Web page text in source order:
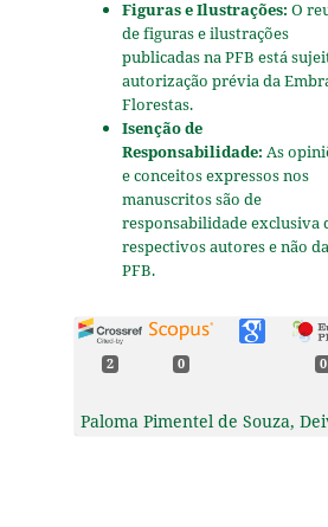
Figuras e Ilustrações: O
de figuras e ilustrações
publicadas na PFB está
autorização prévia da
Florestas.
Isenção de
Responsabilidade: As
e conceitos expressos nos
manuscritos são de
responsabilidade exclusiva
respectivos autores e não da
PFB.
2 0 0
Paloma Pimentel de Souza,